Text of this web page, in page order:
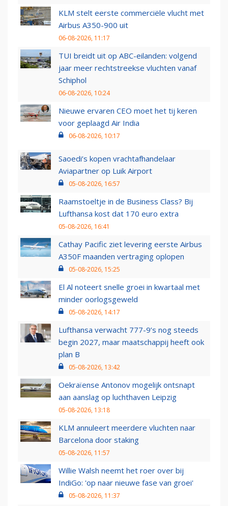
KLM stelt eerste commerciële vlucht met
Airbus A350-900 uit
06-08-2026, 11:17
TUI breidt uit op ABC-eilanden: volgend
jaar meer rechtstreekse vluchten vanaf
Schiphol
06-08-2026, 10:24
Nieuwe ervaren CEO moet het tij keren
voor geplaagd Air India
06-08-2026, 10:17
Saoedi’s kopen vrachtafhandelaar
Aviapartner op Luik Airport
05-08-2026, 16:57
Raamstoeltje in de Business Class? Bij
Lufthansa kost dat 170 euro extra
05-08-2026, 16:41
Cathay Pacific ziet levering eerste Airbus
A350F maanden vertraging oplopen
05-08-2026, 15:25
El Al noteert snelle groei in kwartaal met
minder oorlogsgeweld
05-08-2026, 14:17
Lufthansa verwacht 777-9’s nog steeds
begin 2027, maar maatschappij heeft ook
plan B
05-08-2026, 13:42
Oekraïense Antonov mogelijk ontsnapt
aan aanslag op luchthaven Leipzig
05-08-2026, 13:18
KLM annuleert meerdere vluchten naar
Barcelona door staking
05-08-2026, 11:57
Willie Walsh neemt het roer over bij
IndiGo: 'op naar nieuwe fase van groei'
05-08-2026, 11:37